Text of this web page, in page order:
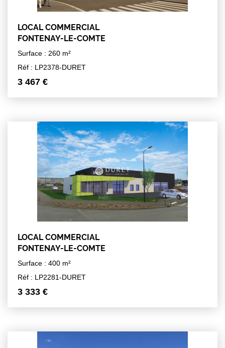
LOCAL COMMERCIAL
FONTENAY-LE-COMTE
Surface : 260 m²
Réf : LP2378-DURET
3 467 €
LOCAL COMMERCIAL
FONTENAY-LE-COMTE
Surface : 400 m²
Réf : LP2281-DURET
3 333 €